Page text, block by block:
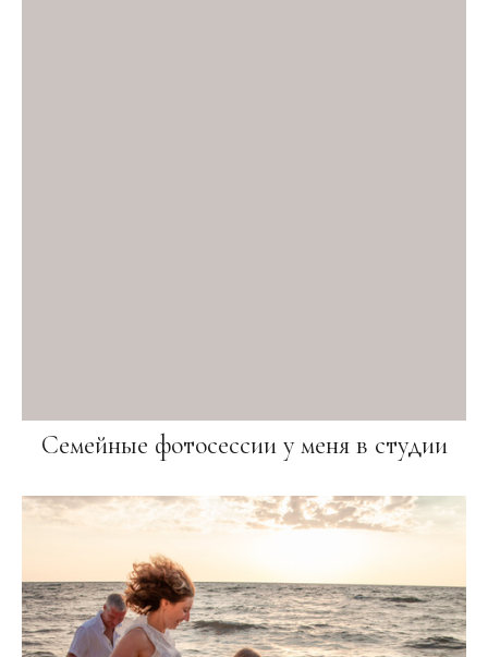
Семейные фотосессии у меня в студии